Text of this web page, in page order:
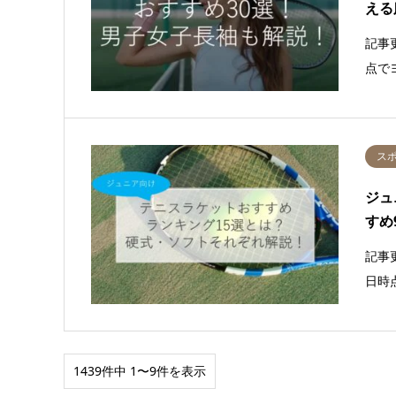
え
記事
点で
ス
ジ
す
記事
日時
1439件中 1〜9件を表示